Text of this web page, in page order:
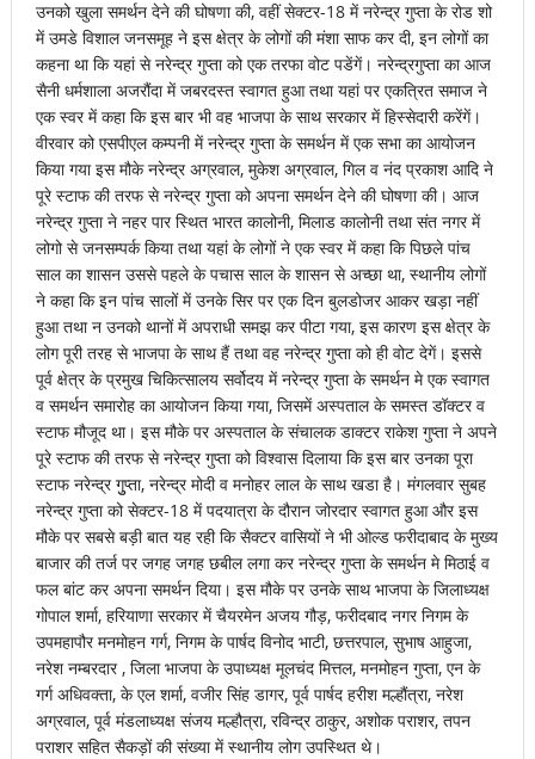
उनको खुला समर्थन देने की घोषणा की, वहीं सेक्टर-18 में नरेन्द्र गुप्ता के रोड शो
में उमडे विशाल जनसमूह ने इस क्षेत्र के लोगों की मंशा साफ कर दी, इन लोगों का
कहना था कि यहां से नरेन्द्र गुप्ता को एक तरफा वोट पडेंगें। नरेन्द्रगुप्ता का आज
सैनी धर्मशाला अजरौंदा में जबरदस्त स्वागत हुआ तथा यहां पर एकत्रित समाज ने
एक स्वर में कहा कि इस बार भी वह भाजपा के साथ सरकार में हिस्सेदारी करेंगें।
वीरवार को एसपीएल कम्पनी में नरेन्द्र गुप्ता के समर्थन में एक सभा का आयोजन
किया गया इस मौके नरेन्द्र अग्रवाल, मुकेश अग्रवाल, गिल व नंद प्रकाश आदि ने
पूरे स्टाफ की तरफ से नरेन्द्र गुप्ता को अपना समर्थन देने की घोषणा की। आज
नरेन्द्र गुप्ता ने नहर पार स्थित भारत कालोनी, मिलाड कालोनी तथा संत नगर में
लोगो से जनसम्पर्क किया तथा यहां के लोगों ने एक स्वर में कहा कि पिछले पांच
साल का शासन उससे पहले के पचास साल के शासन से अच्छा था, स्थानीय लोगों
ने कहा कि इन पांच सालों में उनके सिर पर एक दिन बुलडोजर आकर खड़ा नहीं
हुआ तथा न उनको थानों में अपराधी समझ कर पीटा गया, इस कारण इस क्षेत्र के
लोग पूरी तरह से भाजपा के साथ हैं तथा वह नरेन्द्र गुप्ता को ही वोट देगें। इससे
पूर्व क्षेत्र के प्रमुख चिकित्सालय सर्वोदय में नरेन्द्र गुप्ता के समर्थन मे एक स्वागत
व समर्थन समारोह का आयोजन किया गया, जिसमें अस्पताल के समस्त डॉक्टर व
स्टाफ मौजूद था। इस मौके पर अस्पताल के संचालक डाक्टर राकेश गुप्ता ने अपने
पूरे स्टाफ की तरफ से नरेन्द्र गुप्ता को विश्वास दिलाया कि इस बार उनका पूरा
स्टाफ नरेन्द्र गुुप्ता, नरेन्द्र मोदी व मनोहर लाल के साथ खडा है। मंगलवार सुबह
नरेन्द्र गुप्ता को सेक्टर-18 में पदयात्रा के दौरान जोरदार स्वागत हुआ और इस
मौके पर सबसे बड़ी बात यह रही कि सैक्टर वासियों ने भी ओल्ड फरीदाबाद के मुख्य
बाजार की तर्ज पर जगह जगह छबील लगा कर नरेन्द्र गुप्ता के समर्थन मे मिठाई व
फल बांट कर अपना समर्थन दिया। इस मौके पर उनके साथ भाजपा के जिलाध्यक्ष
गोपाल शर्मा, हरियाणा सरकार में चैयरमेन अजय गौड़, फरीदबाद नगर निगम के
उपमहापौर मनमोहन गर्ग, निगम के पार्षद विनोद भाटी, छत्तरपाल, सुभाष आहुजा,
नरेश नम्बरदार , जिला भाजपा के उपाध्यक्ष मूलचंद मित्तल, मनमोहन गुप्ता, एन के
गर्ग अधिवक्ता, के एल शर्मा, वजीर सिंह डागर, पूर्व पार्षद हरीश मल्हौंत्रा, नरेश
अग्रवाल, पूर्व मंडलाध्यक्ष संजय मल्हौत्रा, रविन्द्र ठाकुर, अशोक पराशर, तपन
पराशर सहित सैकड़ों की संख्या में स्थानीय लोग उपस्थित थे।